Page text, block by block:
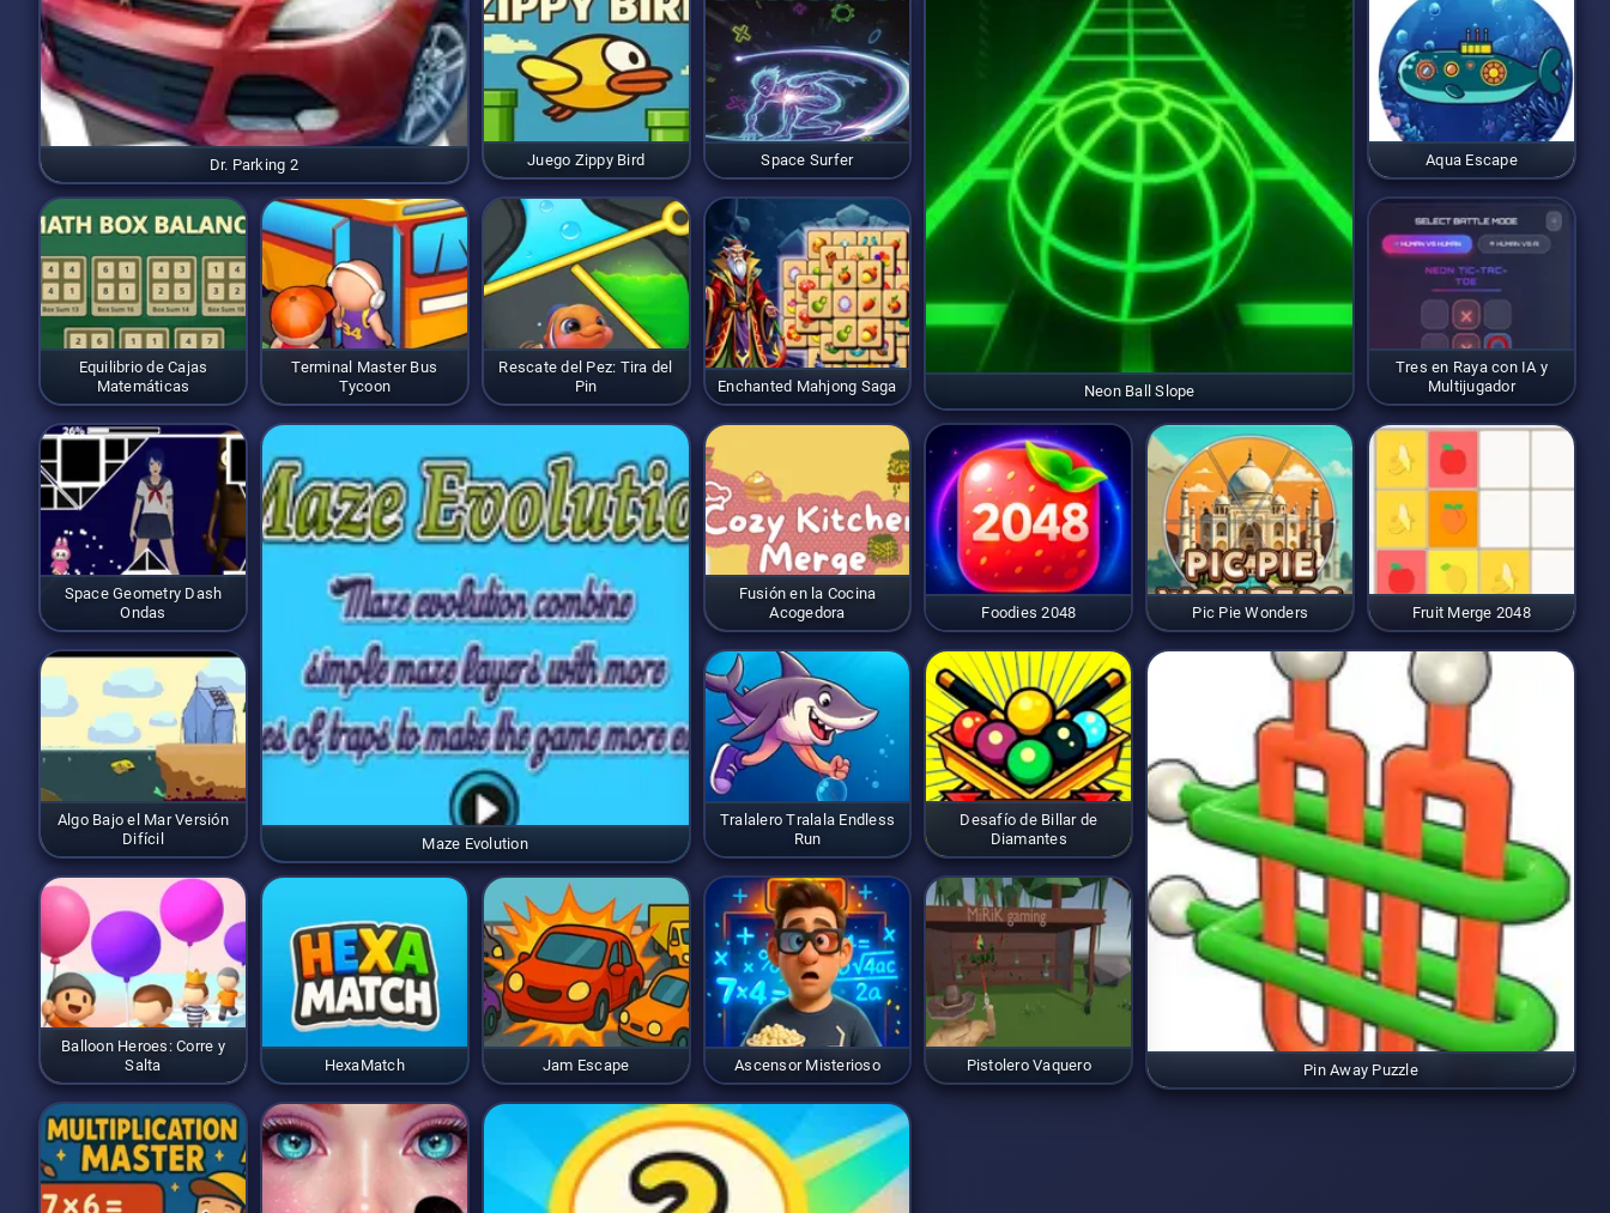
Dr. Parking 2 Juego Zippy Bird Space Surfer
Neon Ball Slope
Aqua Escape
Equilibrio de Cajas
Matemáticas
Terminal Master Bus
Tycoon
Rescate del Pez: Tira del
Pin
Enchanted Mahjong Saga
Tres en Raya con IA y
Multijugador
Space Geometry Dash
Ondas
Maze Evolution
Fusión en la Cocina
Acogedora
Foodies 2048 Pic Pie Wonders Fruit Merge 2048
Algo Bajo el Mar Versión
Difícil
Tralalero Tralala Endless
Run
Desafío de Billar de
Diamantes
Pin Away Puzzle
Balloon Heroes: Corre y
Salta
HexaMatch Jam Escape Ascensor Misterioso Pistolero Vaquero